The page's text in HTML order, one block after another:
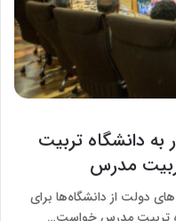
دانشگاه تربیت
مدرس
دولت از دانشگاه‌ها برای